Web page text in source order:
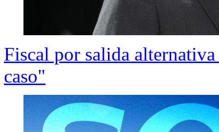
Fiscal por salida
caso"